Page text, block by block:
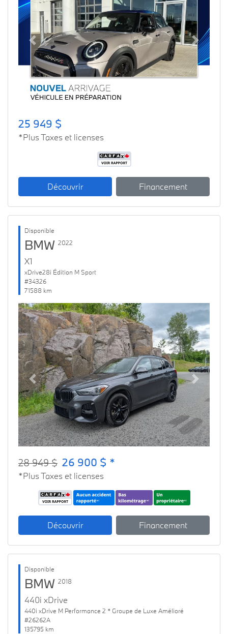
Previous Next
25 949 $
*Plus Taxes et licenses
Découvrir Financement
Disponible
BMW 2022
X1
xDrive28i Édition M Sport
#34326
71588 km
Previous Next
28 949 $ 26 900 $ *
*Plus Taxes et licenses
Découvrir Financement
Disponible
BMW 2018
440i xDrive
440i xDrive M Performance 2 * Groupe de Luxe Amélioré
#26262A
135795 km